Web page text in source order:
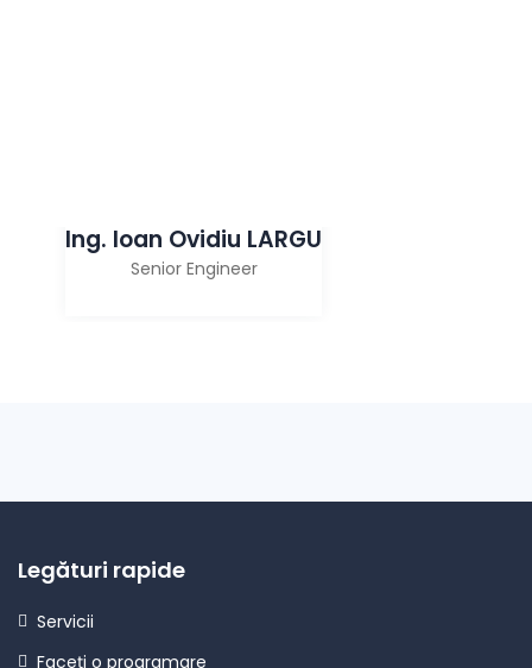
Ing. Ioan Ovidiu LARGU
Senior Engineer
Legături rapide
Servicii
Faceți o programare